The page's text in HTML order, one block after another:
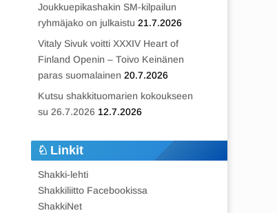
Joukkuepikashakin SM-kilpailun
ryhmäjako on julkaistu 21.7.2026
Vitaly Sivuk voitti XXXIV Heart of
Finland Openin – Toivo Keinänen
paras suomalainen 20.7.2026
Kutsu shakkituomarien kokoukseen
su 26.7.2026 12.7.2026
Linkit
Shakki-lehti
Shakkiliitto Facebookissa
ShakkiNet